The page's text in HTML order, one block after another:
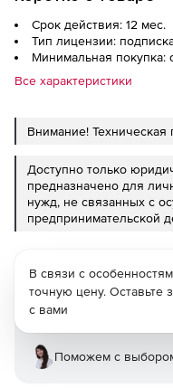
Срок действия: 12 мес.
Тип лицензии:
Минимальная покупка:
Все характеристики
Внимание! Техническая
Доступно только
предназначено для
нужд, не связанных с
предпринимательской
В связи с
точную цену. Оставьте
с вами
Поможем с